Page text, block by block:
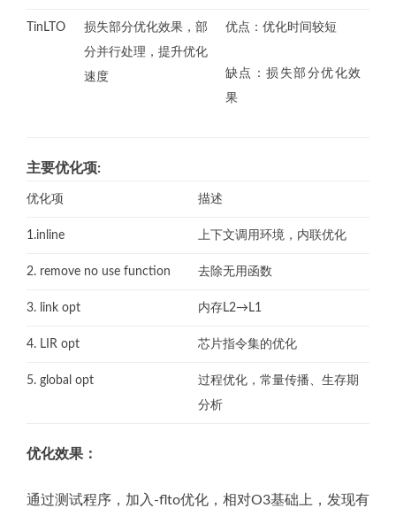
TinLTO
损失部分优化效果，部
分并行处理，提升优化
速度
优点：优化时间较短
缺点：损失部分优化效
果
主要优化项:
优化项 描述
1.inline 上下文调用环境，内联优化
2. remove no use function 去除无用函数
3. link opt 内存L2→L1
4. LIR opt 芯片指令集的优化
5. global opt
过程优化，常量传播、生存期
分析
优化效果：
通过测试程序，加入-flto优化，相对O3基础上，发现有